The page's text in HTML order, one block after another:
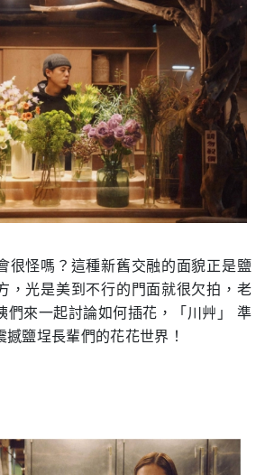
很怪嗎？這種新舊交融的面貌正是鹽
，光是美到不行的門面就很欠拍，老
們來一起討論如何插花，「川艸」 準
鹽埕長輩們的花花世界！